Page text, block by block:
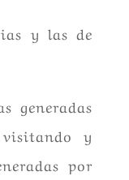
y las de
generadas
y
por